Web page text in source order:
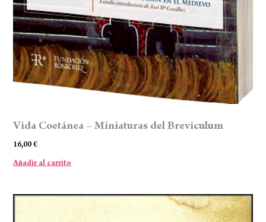
Vida Coetánea – Miniaturas del Breviculum
16,00€
Añadir al carrito